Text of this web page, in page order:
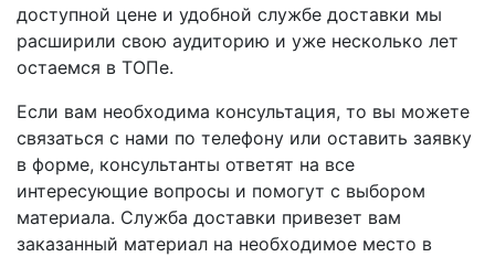
доступной цене и удобной службе доставки мы
расширили свою аудиторию и уже несколько лет
остаемся в ТОПе.
Если вам необходима консультация, то вы можете
связаться с нами по телефону или оставить заявку
в форме, консультанты ответят на все
интересующие вопросы и помогут с выбором
материала. Служба доставки привезет вам
заказанный материал на необходимое место в